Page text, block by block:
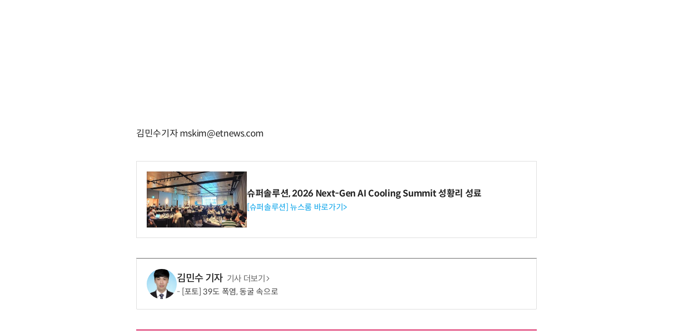
김민수기자 mskim@etnews.com
슈퍼솔루션, 2026 Next-Gen AI Cooling Summit 성황리 성료
[슈퍼솔루션] 뉴스룸 바로가기>
김민수 기자 기사 더보기
[포토] 39도 폭염, 동굴 속으로